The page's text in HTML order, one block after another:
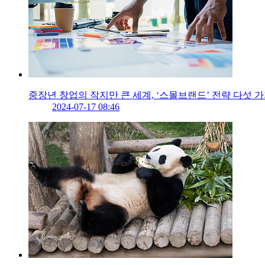
중장년 창업의 작지만 큰 세계, ‘스몰브랜드’ 전략 다섯
2024-07-17 08:46